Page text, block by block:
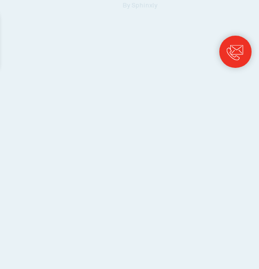
By Sphinxly